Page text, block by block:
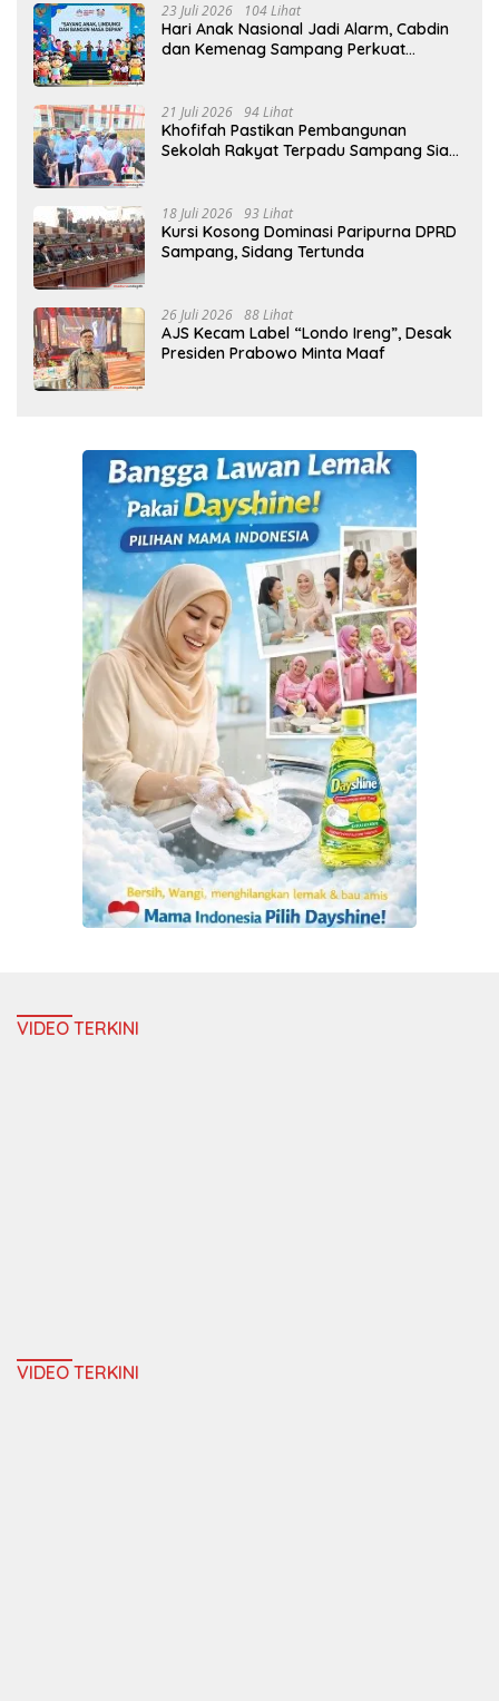
23 Juli 2026 104 Lihat
Hari Anak Nasional Jadi Alarm, Cabdin
dan Kemenag Sampang Perkuat
21 Juli 2026 94 Lihat
Khofifah Pastikan Pembangunan
Sekolah Rakyat Terpadu Sampang Siap
18 Juli 2026 93 Lihat
Kursi Kosong Dominasi Paripurna DPRD
Sampang, Sidang Tertunda
26 Juli 2026 88 Lihat
AJS Kecam Label “Londo Ireng”, Desak
Presiden Prabowo Minta Maaf
VIDEO TERKINI
VIDEO TERKINI